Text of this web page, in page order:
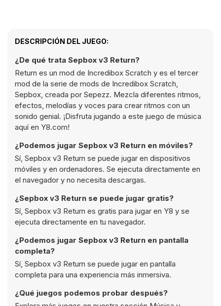
DESCRIPCIÓN DEL JUEGO:
¿De qué trata Sepbox v3 Return?
Return es un mod de Incredibox Scratch y es el tercer
mod de la serie de mods de Incredibox Scratch,
Sepbox, creada por Sepezz. Mezcla diferentes ritmos,
efectos, melodías y voces para crear ritmos con un
sonido genial. ¡Disfruta jugando a este juego de música
aquí en Y8.com!
¿Podemos jugar Sepbox v3 Return en móviles?
Sí, Sepbox v3 Return se puede jugar en dispositivos
móviles y en ordenadores. Se ejecuta directamente en
el navegador y no necesita descargas.
¿Sepbox v3 Return se puede jugar gratis?
Sí, Sepbox v3 Return es gratis para jugar en Y8 y se
ejecuta directamente en tu navegador.
¿Podemos jugar Sepbox v3 Return en pantalla
completa?
Sí, Sepbox v3 Return se puede jugar en pantalla
completa para una experiencia más inmersiva.
¿Qué juegos podemos probar después?